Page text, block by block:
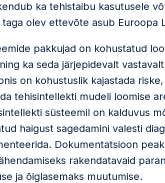
ka tehistaibu kasutusele
olev ettevõte asub Euroopa
pakkujad on kohustatud
ka seda järjepidevalt
on kohustuslik kajastada
tehisintellekti mudeli loomise
süsteemil on kalduvus
haigust sagedamini valesti
Dokumentatsioon
rakendatavaid
ja õiglasemaks muutumise.